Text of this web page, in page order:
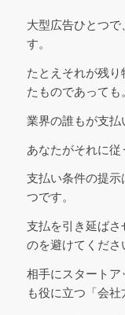
大型広告ひとつ
す。
たとえそれが残
たものであっても
業界の誰もが支払
あなたがそれに従
支払い条件の提
つです。
支払を引き延ばさ
のを避けてくださ
相手にスタートア
も役に立つ「会社